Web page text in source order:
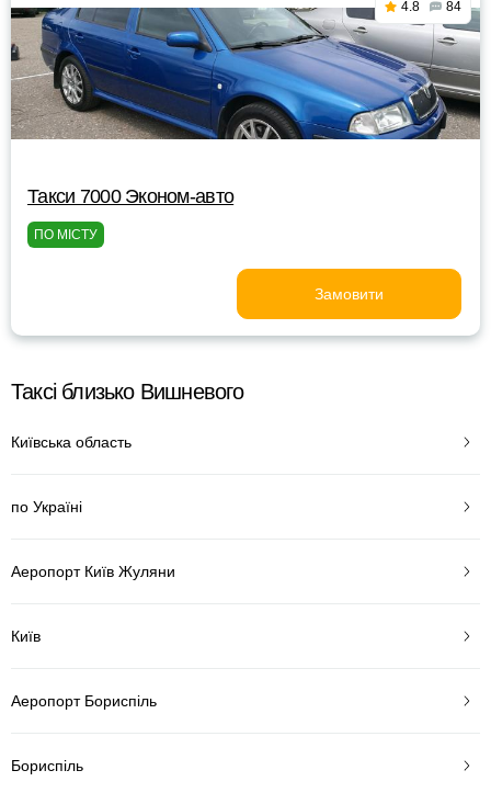
4.8 84
Такси 7000 Эконом-авто
ПО МІСТУ
Замовити
Таксі близько Вишневого
Київська область
по Україні
Аеропорт Київ Жуляни
Київ
Аеропорт Бориспіль
Бориспіль